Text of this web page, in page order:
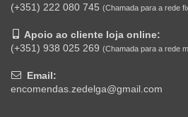
(+351) 222 080 745 (Chamada para a rede
Apoio ao cliente loja online:
(+351) 938 025 269 (Chamada para a rede
Email:
encomendas.zedelga@gmail.com